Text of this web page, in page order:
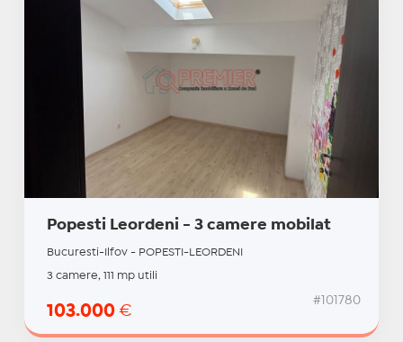
Popesti Leordeni - 3 camere mobilat
Bucuresti-Ilfov - POPESTI-LEORDENI
3 camere, 111 mp utili
103.000 €
#101780